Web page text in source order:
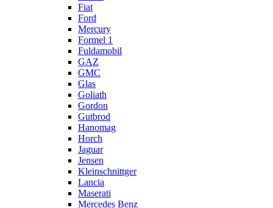
Fiat
Ford
Mercury
Formel 1
Fuldamobil
GAZ
GMC
Glas
Goliath
Gordon
Gutbrod
Hanomag
Horch
Jaguar
Jensen
Kleinschnittger
Lancia
Maserati
Mercedes Benz